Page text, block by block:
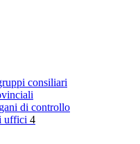
consiliari
di controllo
uffici 4